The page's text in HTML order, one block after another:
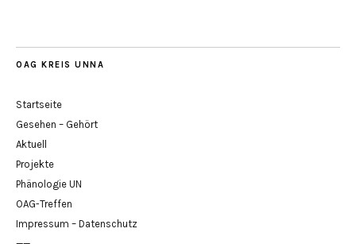
OAG KREIS UNNA
Startseite
Gesehen – Gehört
Aktuell
Projekte
Phänologie UN
OAG-Treffen
Impressum – Datenschutz